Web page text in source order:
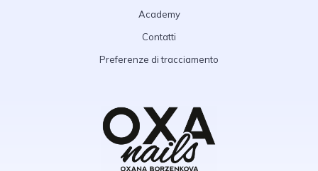
Academy
Contatti
Preferenze di tracciamento